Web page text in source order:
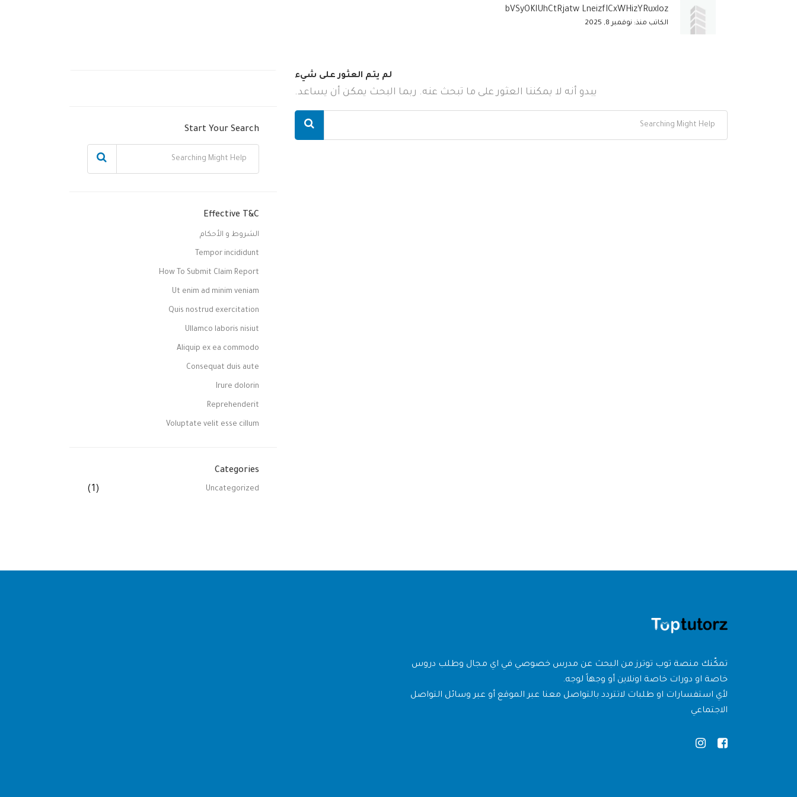
bVSyOKlUhCtRjatw LneizfICxWHizYRuxloz
الكاتب منذ: نوفمبر 8, 2025
لم يتم العثور على شيء
يبدو أنه لا يمكننا العثور على ما تبحث عنه. ربما البحث يمكن أن يساعد.
Start Your Search
Effective T&C
الشروط و الأحكام
Tempor incididunt
How To Submit Claim Report
Ut enim ad minim veniam
Quis nostrud exercitation
Ullamco laboris nisiut
Aliquip ex ea commodo
Consequat duis aute
Irure dolorin
Reprehenderit
Voluptate velit esse cillum
Categories
Uncategorized
(1)
تمكّنك منصة توب توترز من البحث عن مدرس خصوصي في اي مجال وطلب دروس
خاصة او دورات خاصة اونلاين أو وجهاً لوجه.
لأي استفسارات او طلبات لاتتردد بالتواصل معنا عبر الموقع أو عبر وسائل التواصل
الاجتماعي